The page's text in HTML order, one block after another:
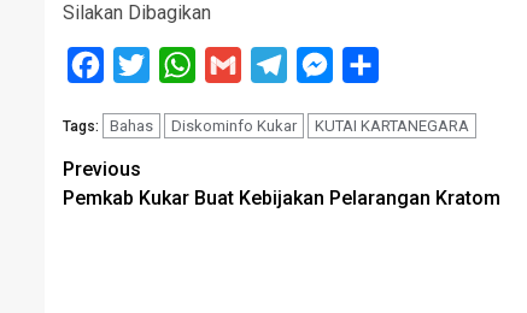
Silakan Dibagikan
Facebook
Twitter WhatsApp
Gmail TelegramMessenger
Tags: Bahas Diskominfo Kukar KUTAI KARTANEGARA
Post
navigation
Previous
Pemkab Kukar Buat Kebijakan Pelarangan Kratom